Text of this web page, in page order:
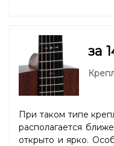
за
При таком типе
располагается
открыто и ярко.